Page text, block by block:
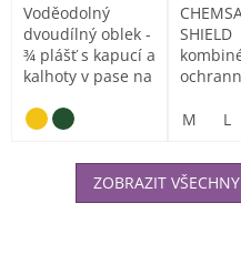
Voděodolný
dvoudílný oblek -
¾ plášť s kapucí a
kalhoty v pase na
SHIELD
M L
ZOBRAZIT